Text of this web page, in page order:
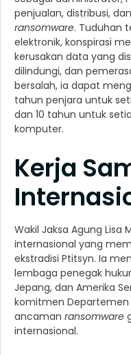
penjualan, distribusi,
ransomware. Tuduhan
elektronik, konspirasi
kerusakan data yang
dilindungi, dan
bersalah, ia dapat
tahun penjara untuk
dan 10 tahun untuk
komputer.
Kerja
Wakil Jaksa Agung
internasional yang
ekstradisi Ptitsyn. Ia
lembaga penegak
Jepang, dan Amerika
komitmen Departemen
ancaman ransomware
internasional.